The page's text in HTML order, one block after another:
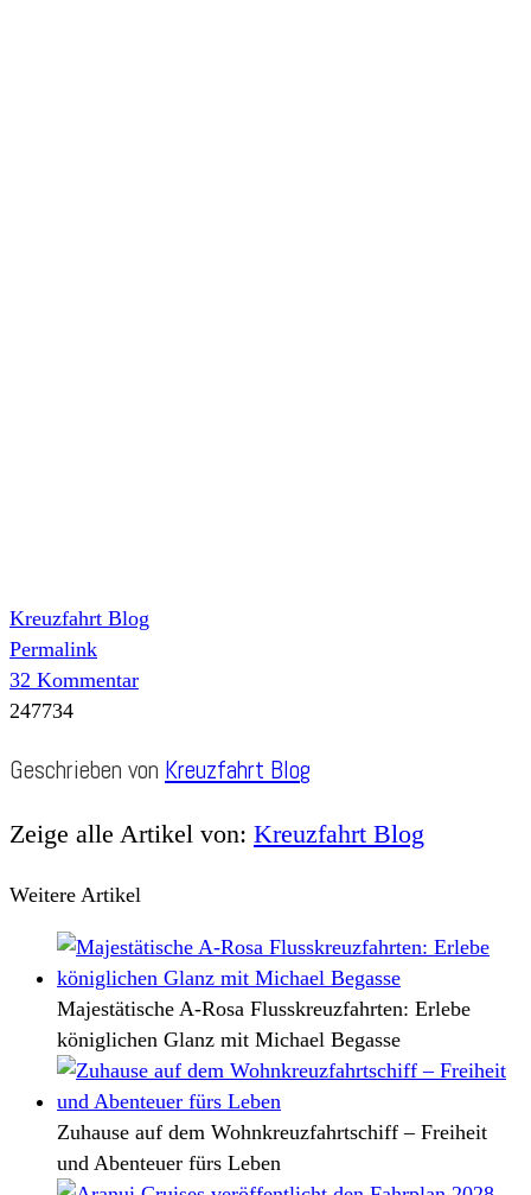
Kreuzfahrt Blog
Permalink
32 Kommentar
247734
Geschrieben von Kreuzfahrt Blog
Zeige alle Artikel von: Kreuzfahrt Blog
Weitere Artikel
Majestätische A-Rosa Flusskreuzfahrten: Erlebe
königlichen Glanz mit Michael Begasse
Zuhause auf dem Wohnkreuzfahrtschiff – Freiheit
und Abenteuer fürs Leben